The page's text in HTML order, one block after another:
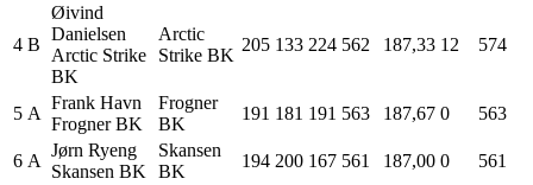
4 B
Øivind
Danielsen
Arctic Strike
BK
Arctic
Strike BK
205 133 224 562 187,33 12 574
5 A
Frank Havn
Frogner BK
Frogner
BK
191 181 191 563 187,67 0 563
6 A
Jørn Ryeng
Skansen BK
Skansen
BK
194 200 167 561 187,00 0 561